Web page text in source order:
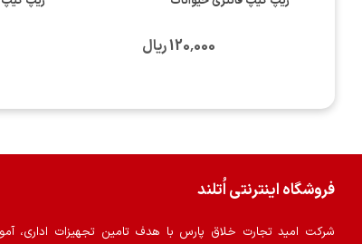
120٬000 ریال
فروشگاه اینترنتی اُتلند
شرکت امید تجارت خلاق پارس با هدف تامین تجهیزات اداری،